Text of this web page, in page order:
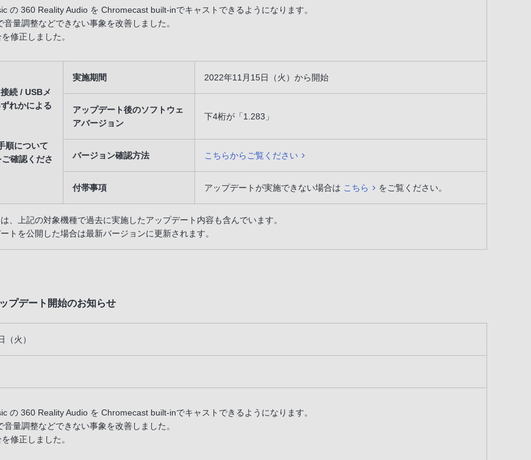
の 360 Reality Audio を Chromecast built-inでキャストできるようになります。
音量調整などできない事象を改善しました。
修正しました。
続 / USBメ
れかによる
順について
ご確認くださ
実施期間 2022年11月15日（火）から開始
アップデート後のソフトウェ
アバージョン
下4桁が「1.283」
バージョン確認方法 こちらからご覧ください
付帯事項 アップデートが実施できない場合は こちら をご覧ください。
、上記の対象機種で過去に実施したアップデート内容も含んでいます。
トを公開した場合は最新バージョンに更新されます。
プデート開始のお知らせ
火）
の 360 Reality Audio を Chromecast built-inでキャストできるようになります。
音量調整などできない事象を改善しました。
修正しました。